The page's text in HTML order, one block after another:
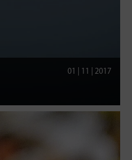
01 | 11 | 2017